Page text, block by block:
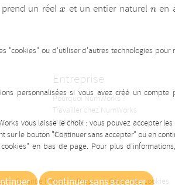
prend un réelx
x et un entier naturel n
nen
"cookies" ou d'utiliser d'autres technologies pour
personnalisées si vous avez créé un
vous laisse le choix : vous pouvez accepter
sur le bouton "Continuer sans accepter" ou en
en bas de page. Pour plus
Continuer sans accepter
Entreprise
Pourquoi NumWorks ?
Travailler chez NumWorks
Ingénierie
Blog
—Garantie limitée—Presse—Gérer mes cookies